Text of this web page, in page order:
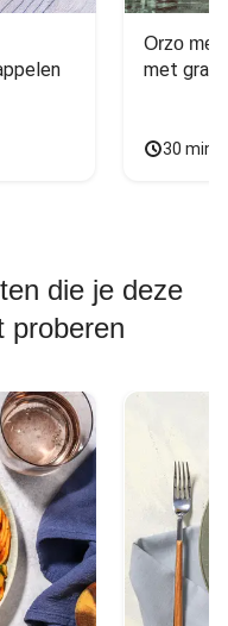
Orzo met
met
30
die je deze
proberen